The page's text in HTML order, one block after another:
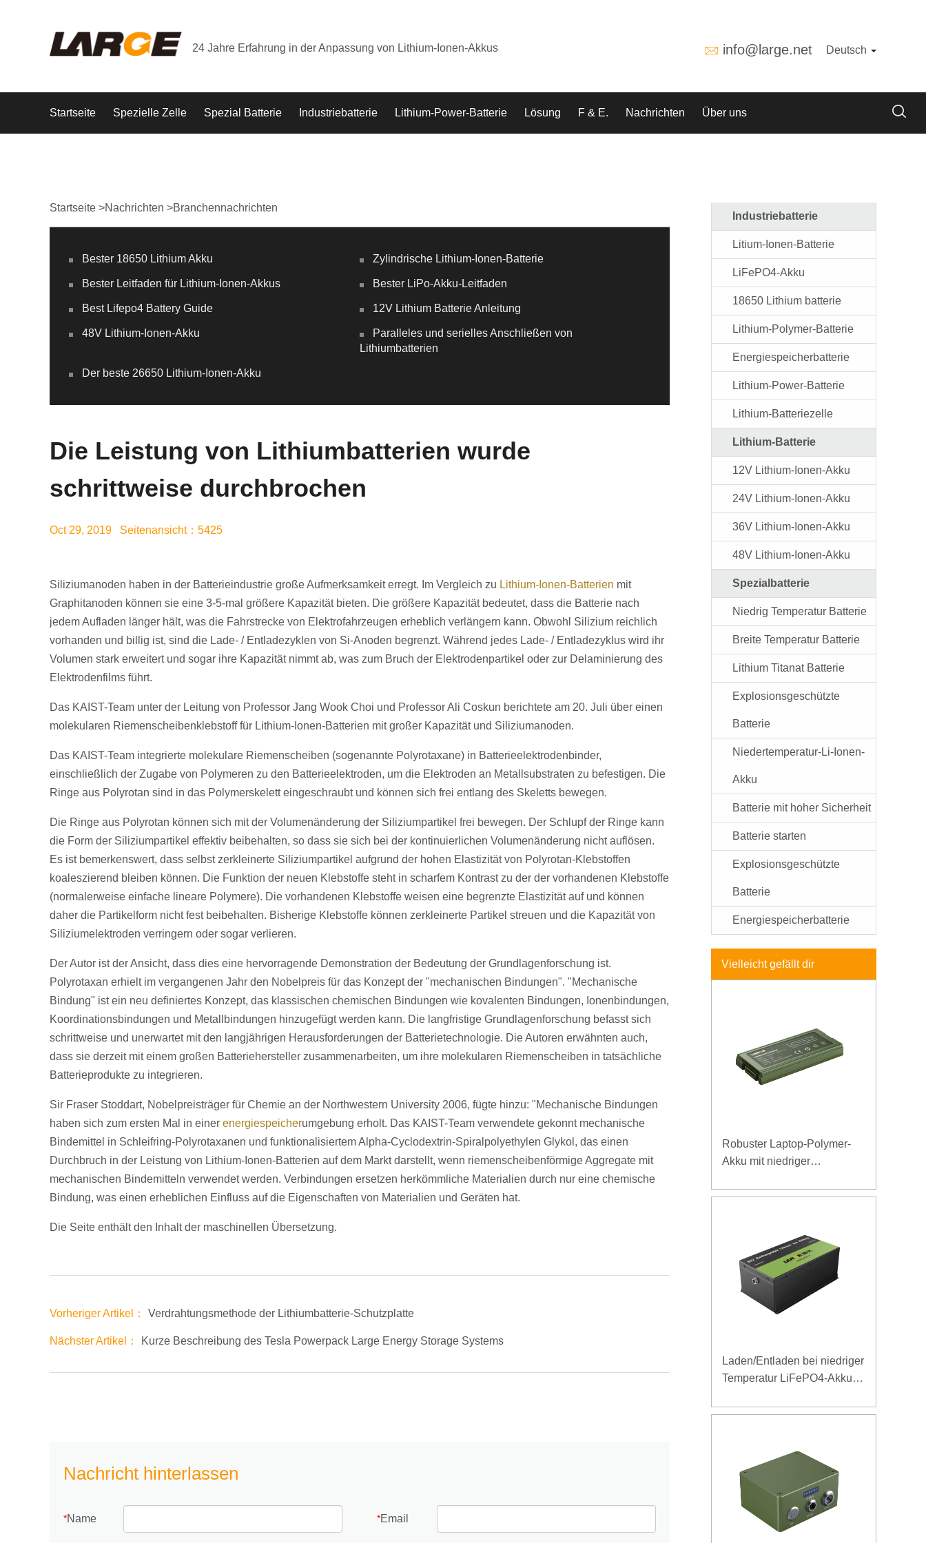
24 Jahre Erfahrung in der Anpassung von Lithium-Ionen-Akkus info@large.net Deutsch
Startseite Spezielle Zelle Spezial Batterie Industriebatterie Lithium-Power-Batterie Lösung F & E. Nachrichten Über uns
Startseite >Nachrichten >Branchennachrichten
Bester 18650 Lithium Akku Zylindrische Lithium-Ionen-Batterie
Bester Leitfaden für Lithium-Ionen-Akkus Bester LiPo-Akku-Leitfaden
Best Lifepo4 Battery Guide 12V Lithium Batterie Anleitung
48V Lithium-Ionen-Akku
Paralleles und serielles Anschließen von
Lithiumbatterien
Der beste 26650 Lithium-Ionen-Akku
Die Leistung von Lithiumbatterien wurde
schrittweise durchbrochen
Oct 29, 2019 Seitenansicht：5425
Siliziumanoden haben in der Batterieindustrie große Aufmerksamkeit erregt. Im Vergleich zu Lithium-Ionen-Batterien mit
Graphitanoden können sie eine 3-5-mal größere Kapazität bieten. Die größere Kapazität bedeutet, dass die Batterie nach
jedem Aufladen länger hält, was die Fahrstrecke von Elektrofahrzeugen erheblich verlängern kann. Obwohl Silizium reichlich
vorhanden und billig ist, sind die Lade- / Entladezyklen von Si-Anoden begrenzt. Während jedes Lade- / Entladezyklus wird ihr
Volumen stark erweitert und sogar ihre Kapazität nimmt ab, was zum Bruch der Elektrodenpartikel oder zur Delaminierung des
Elektrodenfilms führt.
Das KAIST-Team unter der Leitung von Professor Jang Wook Choi und Professor Ali Coskun berichtete am 20. Juli über einen
molekularen Riemenscheibenklebstoff für Lithium-Ionen-Batterien mit großer Kapazität und Siliziumanoden.
Das KAIST-Team integrierte molekulare Riemenscheiben (sogenannte Polyrotaxane) in Batterieelektrodenbinder,
einschließlich der Zugabe von Polymeren zu den Batterieelektroden, um die Elektroden an Metallsubstraten zu befestigen. Die
Ringe aus Polyrotan sind in das Polymerskelett eingeschraubt und können sich frei entlang des Skeletts bewegen.
Die Ringe aus Polyrotan können sich mit der Volumenänderung der Siliziumpartikel frei bewegen. Der Schlupf der Ringe kann
die Form der Siliziumpartikel effektiv beibehalten, so dass sie sich bei der kontinuierlichen Volumenänderung nicht auflösen.
Es ist bemerkenswert, dass selbst zerkleinerte Siliziumpartikel aufgrund der hohen Elastizität von Polyrotan-Klebstoffen
koaleszierend bleiben können. Die Funktion der neuen Klebstoffe steht in scharfem Kontrast zu der der vorhandenen Klebstoffe
(normalerweise einfache lineare Polymere). Die vorhandenen Klebstoffe weisen eine begrenzte Elastizität auf und können
daher die Partikelform nicht fest beibehalten. Bisherige Klebstoffe können zerkleinerte Partikel streuen und die Kapazität von
Siliziumelektroden verringern oder sogar verlieren.
Der Autor ist der Ansicht, dass dies eine hervorragende Demonstration der Bedeutung der Grundlagenforschung ist.
Polyrotaxan erhielt im vergangenen Jahr den Nobelpreis für das Konzept der "mechanischen Bindungen". "Mechanische
Bindung" ist ein neu definiertes Konzept, das klassischen chemischen Bindungen wie kovalenten Bindungen, Ionenbindungen,
Koordinationsbindungen und Metallbindungen hinzugefügt werden kann. Die langfristige Grundlagenforschung befasst sich
schrittweise und unerwartet mit den langjährigen Herausforderungen der Batterietechnologie. Die Autoren erwähnten auch,
dass sie derzeit mit einem großen Batteriehersteller zusammenarbeiten, um ihre molekularen Riemenscheiben in tatsächliche
Batterieprodukte zu integrieren.
Sir Fraser Stoddart, Nobelpreisträger für Chemie an der Northwestern University 2006, fügte hinzu: "Mechanische Bindungen
haben sich zum ersten Mal in einer energiespeicherumgebung erholt. Das KAIST-Team verwendete gekonnt mechanische
Bindemittel in Schleifring-Polyrotaxanen und funktionalisiertem Alpha-Cyclodextrin-Spiralpolyethylen Glykol, das einen
Durchbruch in der Leistung von Lithium-Ionen-Batterien auf dem Markt darstellt, wenn riemenscheibenförmige Aggregate mit
mechanischen Bindemitteln verwendet werden. Verbindungen ersetzen herkömmliche Materialien durch nur eine chemische
Bindung, was einen erheblichen Einfluss auf die Eigenschaften von Materialien und Geräten hat.
Die Seite enthält den Inhalt der maschinellen Übersetzung.
Vorheriger Artikel： Verdrahtungsmethode der Lithiumbatterie-Schutzplatte
Nächster Artikel： Kurze Beschreibung des Tesla Powerpack Large Energy Storage Systems
Nachricht hinterlassen
*Name *Email
Industriebatterie
Litium-Ionen-Batterie
LiFePO4-Akku
18650 Lithium batterie
Lithium-Polymer-Batterie
Energiespeicherbatterie
Lithium-Power-Batterie
Lithium-Batteriezelle
Lithium-Batterie
12V Lithium-Ionen-Akku
24V Lithium-Ionen-Akku
36V Lithium-Ionen-Akku
48V Lithium-Ionen-Akku
Spezialbatterie
Niedrig Temperatur Batterie
Breite Temperatur Batterie
Lithium Titanat Batterie
Explosionsgeschützte
Batterie
Niedertemperatur-Li-Ionen-
Akku
Batterie mit hoher Sicherheit
Batterie starten
Explosionsgeschützte
Batterie
Energiespeicherbatterie
Vielleicht gefällt dir
Robuster Laptop-Polymer-
Akku mit niedriger
Energiedichte, 11,1 V, 7800
Laden/Entladen bei niedriger
Temperatur LiFePO4-Akku
Telekommunikations-